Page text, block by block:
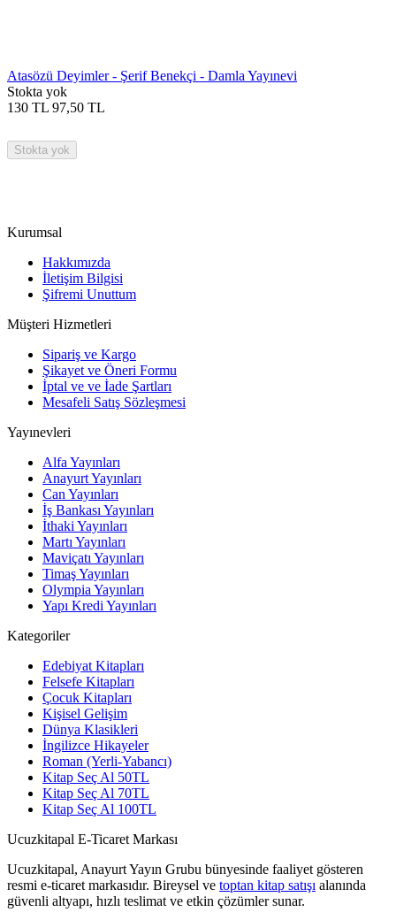
Atasözü Deyimler - Şerif Benekçi - Damla Yayınevi
Stokta yok
130 TL 97,50 TL
Stokta yok
Kurumsal
Hakkımızda
İletişim Bilgisi
Şifremi Unuttum
Müşteri Hizmetleri
Sipariş ve Kargo
Şikayet ve Öneri Formu
İptal ve ve İade Şartları
Mesafeli Satış Sözleşmesi
Yayınevleri
Alfa Yayınları
Anayurt Yayınları
Can Yayınları
İş Bankası Yayınları
İthaki Yayınları
Martı Yayınları
Maviçatı Yayınları
Timaş Yayınları
Olympia Yayınları
Yapı Kredi Yayınları
Kategoriler
Edebiyat Kitapları
Felsefe Kitapları
Çocuk Kitapları
Kişisel Gelişim
Dünya Klasikleri
İngilizce Hikayeler
Roman (Yerli-Yabancı)
Kitap Seç Al 50TL
Kitap Seç Al 70TL
Kitap Seç Al 100TL
Ucuzkitapal E-Ticaret Markası
Ucuzkitapal, Anayurt Yayın Grubu bünyesinde faaliyet gösteren
resmi e-ticaret markasıdır. Bireysel ve toptan kitap satışı alanında
güvenli altyapı, hızlı teslimat ve etkin çözümler sunar.